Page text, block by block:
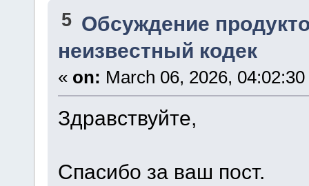
5 Обсуждение
неизвестный кодек
« on: March 06, 2026,
Здравствуйте,
Спасибо за ваш пост.